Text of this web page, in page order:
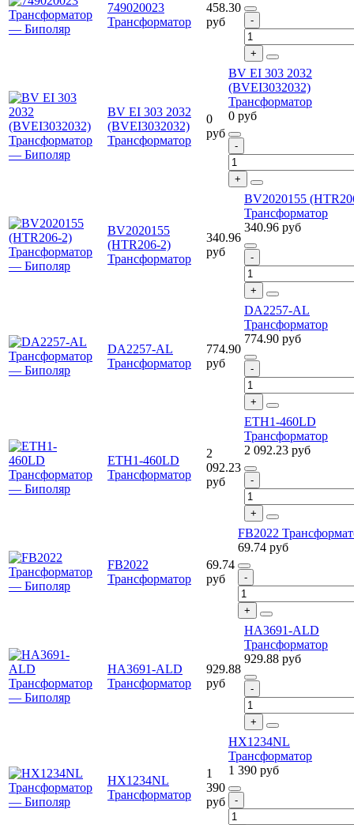
749020023
Трансформатор
458.30
руб
BV EI 303 2032
(BVEI3032032)
Трансформатор
0
руб
BV EI 303 2032
(BVEI3032032)
Трансформатор
0 руб
BV2020155
(HTR206-2)
Трансформатор
340.96
руб
BV2020155
Трансформатор
340.96 руб
DA2257-AL
Трансформатор
774.90
руб
DA2257-AL
Трансформатор
774.90 руб
ETH1-460LD
Трансформатор
2
092.23
руб
ETH1-460LD
Трансформатор
2 092.23 руб
FB2022
Трансформатор
69.74
руб
FB2022
69.74 руб
HA3691-ALD
Трансформатор
929.88
руб
HA3691-ALD
Трансформатор
929.88 руб
HX1234NL
Трансформатор
1
390
руб
HX1234NL
Трансформатор
1 390 руб